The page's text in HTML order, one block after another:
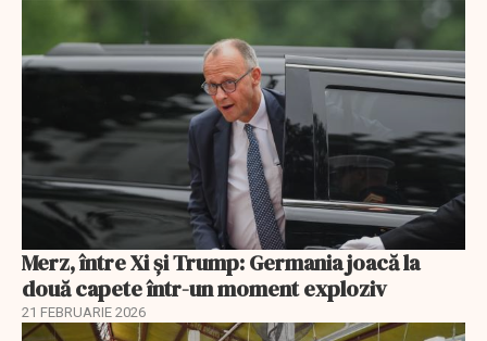
Merz, între Xi și Trump: Germania joacă la
două capete într-un moment exploziv
21 FEBRUARIE 2026